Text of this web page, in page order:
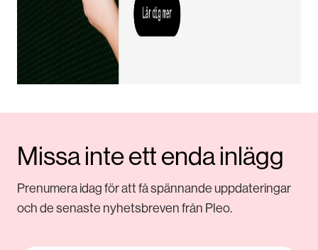
Missa inte ett enda inlägg
Prenumera idag för att få spännande uppdateringar
och de senaste nyhetsbreven från Pleo.